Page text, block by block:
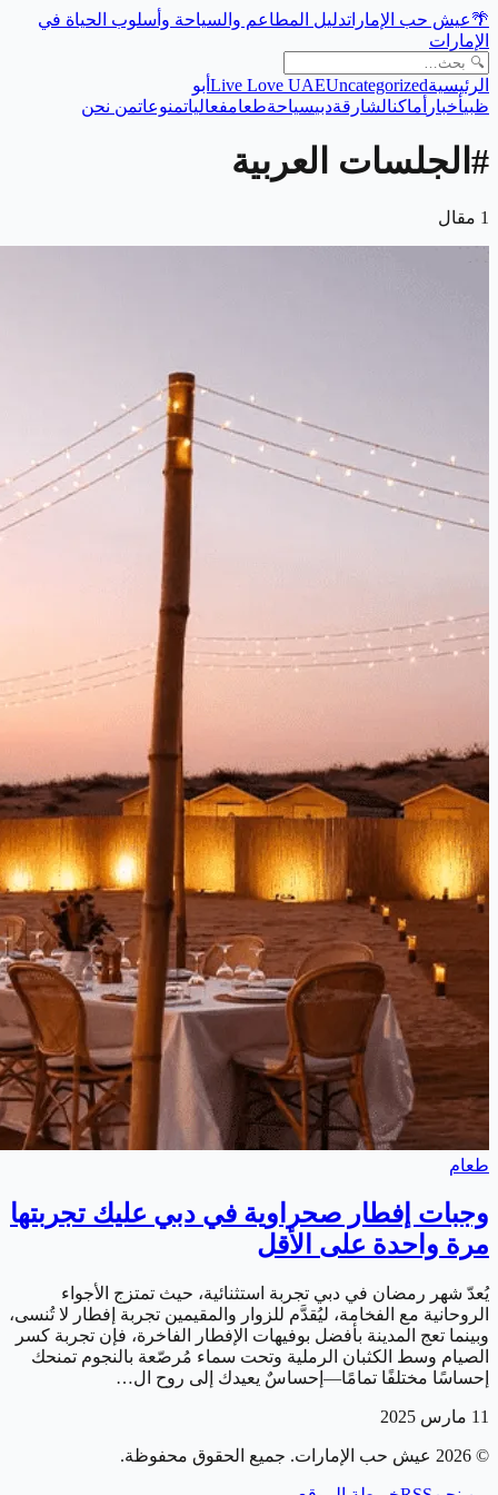
🌴عيش حب الإماراتدليل المطاعم والسياحة وأسلوب الحياة في
الإمارات
الرئيسية Live Love UAEUncategorized
أبو
ظبيأخبار أماكنالشارقةدبيسياحةطعامفعالياتمنوعاتمن نحن
# الجلسات العربية
1 مقال
طعام
وجبات إفطار صحراوية في دبي عليك تجربتها
مرة واحدة على الأقل
يُعدّ شهر رمضان في دبي تجربة استثنائية، حيث تمتزج الأجواء
الروحانية مع الفخامة، ليُقدَّم للزوار والمقيمين تجربة إفطار لا تُنسى،
وبينما تعج المدينة بأفضل بوفيهات الإفطار الفاخرة، فإن تجربة كسر
الصيام وسط الكثبان الرملية وتحت سماء مُرصّعة بالنجوم تمنحك
إحساسًا مختلفًا تمامًا—إحساسٌ يعيدك إلى روح ال…
11 مارس 2025
©
2026 عيش حب الإمارات. جميع الحقوق محفوظة.